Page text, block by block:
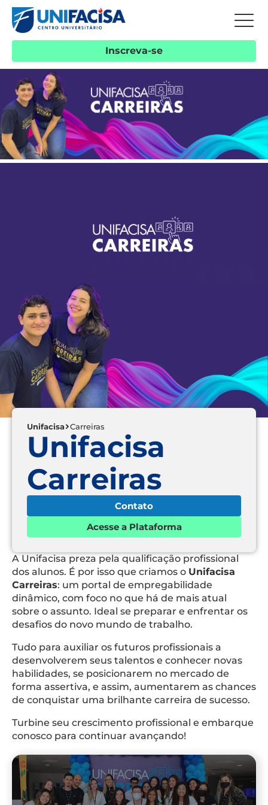
Inscreva-se
Unifacisa Carreiras
Unifacisa
Carreiras
Contato
Acesse a Plataforma
A Unifacisa preza pela qualificação profissional
dos alunos. É por isso que criamos o Unifacisa
Carreiras: um portal de empregabilidade
dinâmico, com foco no que há de mais atual
sobre o assunto. Ideal se preparar e enfrentar os
desafios do novo mundo de trabalho.
Tudo para auxiliar os futuros profissionais a
desenvolverem seus talentos e conhecer novas
habilidades, se posicionarem no mercado de
forma assertiva, e assim, aumentarem as chances
de conquistar uma brilhante carreira de sucesso.
Turbine seu crescimento profissional e embarque
conosco para continuar avançando!